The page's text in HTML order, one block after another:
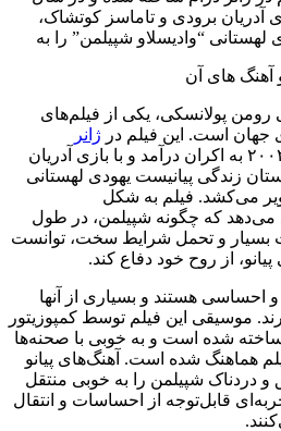
بازی آدریان برودی و تاماسز کوتشاک،
“وادیسلاو شپیلمن” را به
آهنگ های آن
رومن پولانسکی، یکی از فیلم‌های
است. این فیلم در ژانر
ساخته شده و در سال ۲۰۰۲ به اکران درآمد و با بازی آدریان
زندگی پیانیست یهودی لهستانی
می‌کشد. فیلم به شکل
که چگونه شپیلمن، در طول
بسیار و تحمل شرایط سخت، توانست
از روح خود دفاع کند.
و احساسی هستند و بسیاری از آنها
موسیقی این فیلم توسط کمپوزیتور
شده است و به خوبی با صحنه‌ها
هماهنگ شده است. آهنگ‌های پیانو
دردناک شپیلمن را به خوبی منتقل
قابل‌توجه از احساسات و انتقال